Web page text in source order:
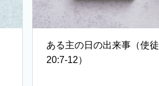
ある主の日の出来事（使徒
20:7-12）